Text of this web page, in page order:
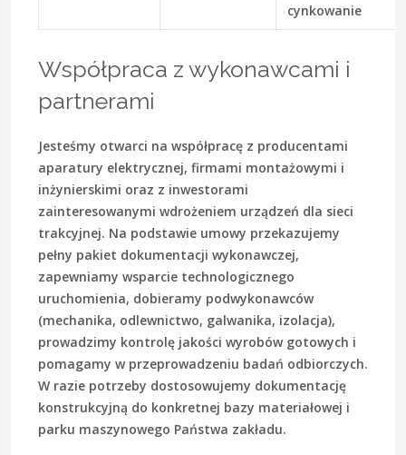
cynkowanie
Współpraca z wykonawcami i
partnerami
Jesteśmy otwarci na współpracę z producentami
aparatury elektrycznej, firmami montażowymi i
inżynierskimi oraz z inwestorami
zainteresowanymi wdrożeniem urządzeń dla sieci
trakcyjnej. Na podstawie umowy przekazujemy
pełny pakiet dokumentacji wykonawczej,
zapewniamy wsparcie technologicznego
uruchomienia, dobieramy podwykonawców
(mechanika, odlewnictwo, galwanika, izolacja),
prowadzimy kontrolę jakości wyrobów gotowych i
pomagamy w przeprowadzeniu badań odbiorczych.
W razie potrzeby dostosowujemy dokumentację
konstrukcyjną do konkretnej bazy materiałowej i
parku maszynowego Państwa zakładu.